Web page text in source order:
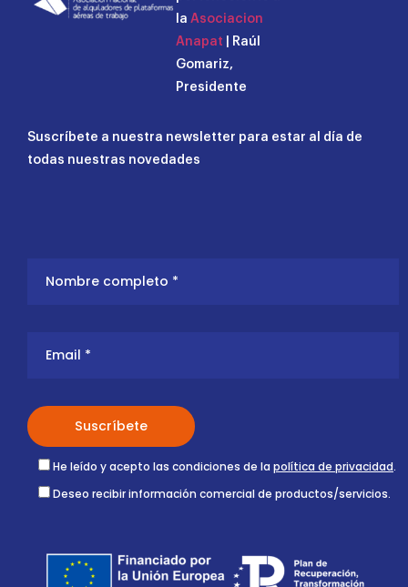
la Asociacion
Anapat | Raúl
Gomariz,
Presidente
Suscríbete a nuestra newsletter para estar al día de
todas nuestras novedades
He leído y acepto las condiciones de la política de privacidad.
Deseo recibir información comercial de productos/servicios.